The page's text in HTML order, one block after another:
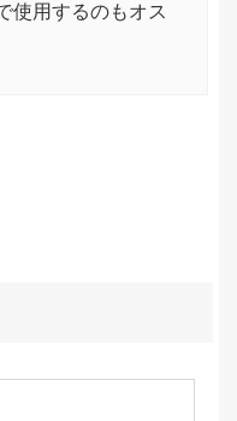
使用するのもオス